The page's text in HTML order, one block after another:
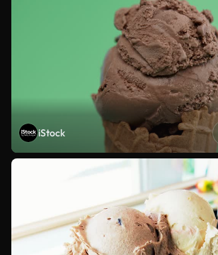
iStock